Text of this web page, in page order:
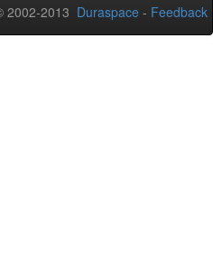
2002-2013 Duraspace - Feedback